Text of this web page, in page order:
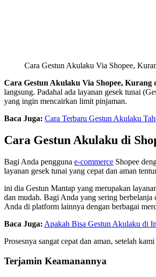
Cara Gestun Akulaku Via Shopee,
Cara Gestun Akulaku Via Shopee, Kurang
langsung. Padahal ada layanan gesek tunai
yang ingin mencairkan limit pinjaman.
Baca Juga: Cara Terbaru Gestun Akulaku
Cara Gestun Akulaku di
Bagi Anda pengguna e-commerce Shopee
layanan gesek tunai yang cepat dan aman
ini dia Gestun Mantap yang merupakan
dan mudah. Bagi Anda yang sering
Anda di platform lainnya dengan berbagai
Baca Juga: Apakah Bisa Gestun Akulaku di
Prosesnya sangat cepat dan aman, setelah
Terjamin Keamanannya